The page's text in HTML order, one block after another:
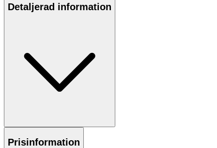
Detaljerad information
Prisinformation